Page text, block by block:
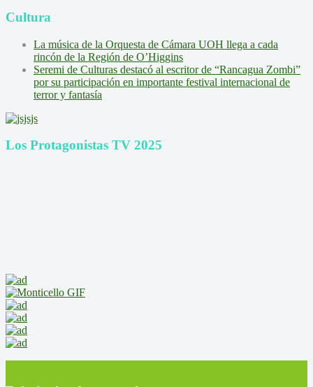
Cultura
La música de la Orquesta de Cámara UOH llega a cada
rincón de la Región de O’Higgins
Seremi de Culturas destacó al escritor de “Rancagua Zombi”
por su participación en importante festival internacional de
terror y fantasía
Los Protagonistas TV 2025